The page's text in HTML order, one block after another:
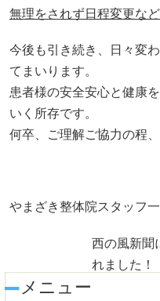
無理をされず日程変更な
今後も引き続き、日々変
てまいります。
患者様の安全安心と健康
いく所存です。
何卒、ご理解ご協力の程
やまざき整体院スタッフ
西の風新聞
れました！
メニュー